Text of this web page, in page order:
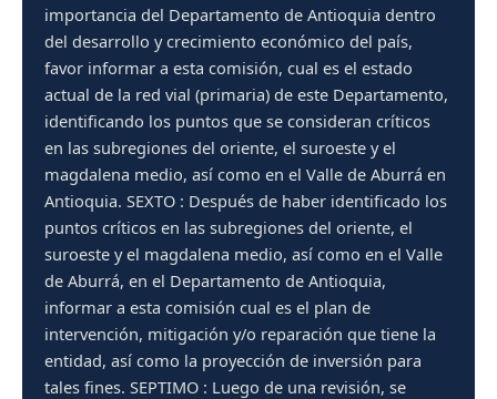
importancia del Departamento de Antioquia dentro
del desarrollo y crecimiento económico del país,
favor informar a esta comisión, cual es el estado
actual de la red vial (primaria) de este Departamento,
identificando los puntos que se consideran críticos
en las subregiones del oriente, el suroeste y el
magdalena medio, así como en el Valle de Aburrá en
Antioquia. SEXTO : Después de haber identificado los
puntos críticos en las subregiones del oriente, el
suroeste y el magdalena medio, así como en el Valle
de Aburrá, en el Departamento de Antioquia,
informar a esta comisión cual es el plan de
intervención, mitigación y/o reparación que tiene la
entidad, así como la proyección de inversión para
tales fines. SEPTIMO : Luego de una revisión, se